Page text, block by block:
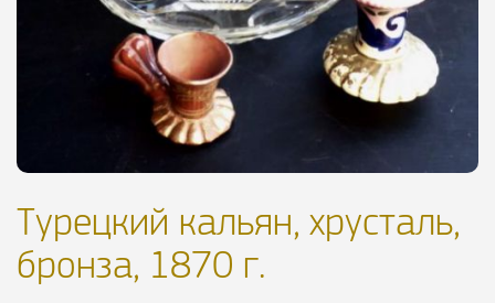
Турецкий кальян, хрусталь,
бронза, 1870 г.